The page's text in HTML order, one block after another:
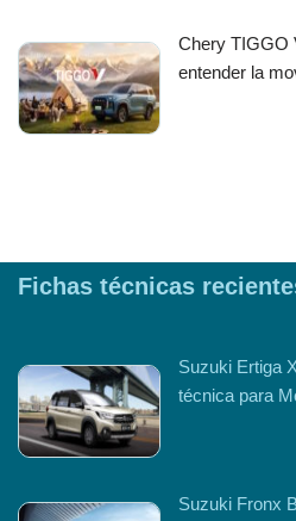
Chery TIGGO
entender la
Fichas técnicas
Suzuki Ertiga
técnica para
Suzuki Fronx